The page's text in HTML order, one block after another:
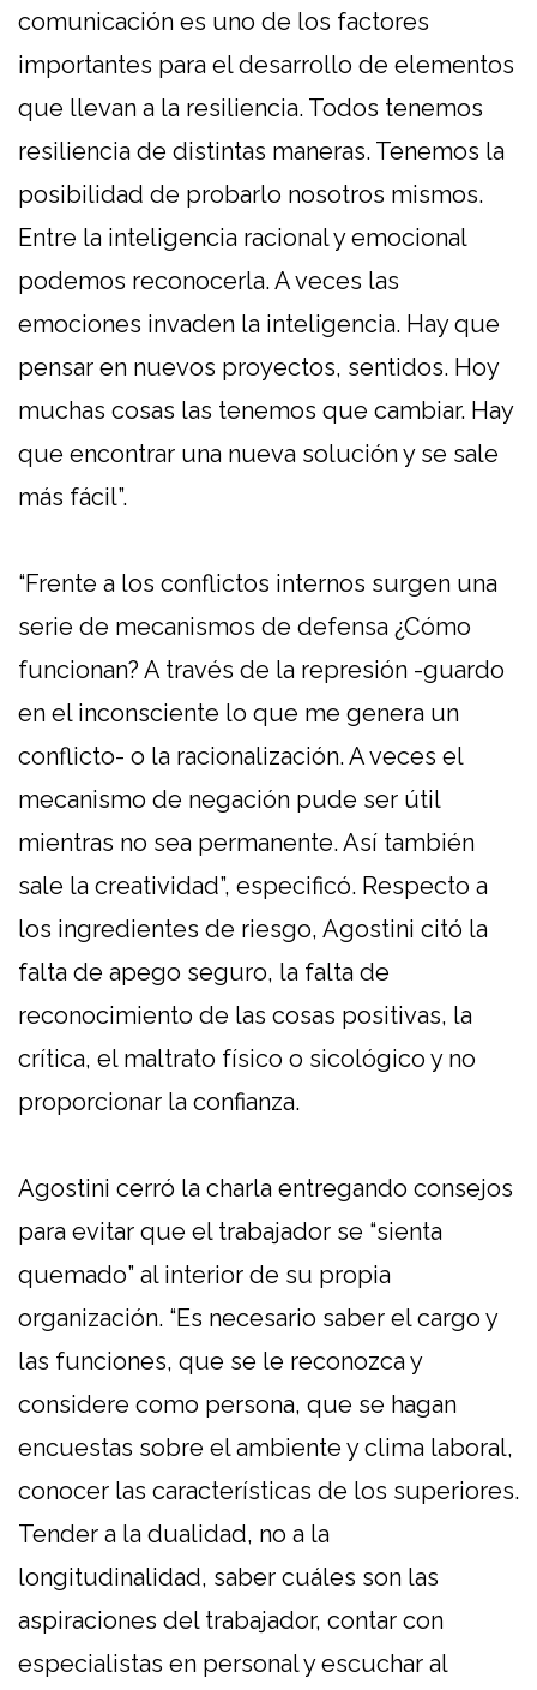
comunicación es uno de los factores
importantes para el desarrollo de elementos
que llevan a la resiliencia. Todos tenemos
resiliencia de distintas maneras. Tenemos la
posibilidad de probarlo nosotros mismos.
Entre la inteligencia racional y emocional
podemos reconocerla. A veces las
emociones invaden la inteligencia. Hay que
pensar en nuevos proyectos, sentidos. Hoy
muchas cosas las tenemos que cambiar. Hay
que encontrar una nueva solución y se sale
más fácil”.
“Frente a los conflictos internos surgen una
serie de mecanismos de defensa ¿Cómo
funcionan? A través de la represión -guardo
en el inconsciente lo que me genera un
conflicto- o la racionalización. A veces el
mecanismo de negación pude ser útil
mientras no sea permanente. Así también
sale la creatividad”, especificó. Respecto a
los ingredientes de riesgo, Agostini citó la
falta de apego seguro, la falta de
reconocimiento de las cosas positivas, la
crítica, el maltrato físico o sicológico y no
proporcionar la confianza.
Agostini cerró la charla entregando consejos
para evitar que el trabajador se “sienta
quemado” al interior de su propia
organización. “Es necesario saber el cargo y
las funciones, que se le reconozca y
considere como persona, que se hagan
encuestas sobre el ambiente y clima laboral,
conocer las características de los superiores.
Tender a la dualidad, no a la
longitudinalidad, saber cuáles son las
aspiraciones del trabajador, contar con
especialistas en personal y escuchar al